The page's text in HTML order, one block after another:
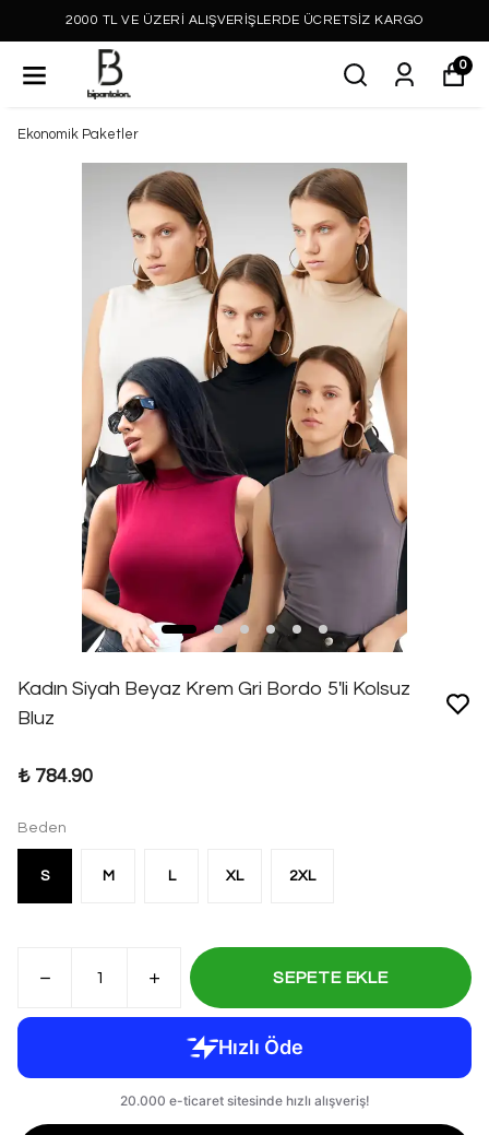
2000 TL VE ÜZERİ ALIŞVERİŞLERDE ÜCRETSİZ KARGO
0
Ekonomik Paketler
Kadın Siyah Beyaz Krem Gri Bordo 5'li Kolsuz
Bluz
₺ 784.90
Beden
S M L XL 2XL
SEPETE EKLE